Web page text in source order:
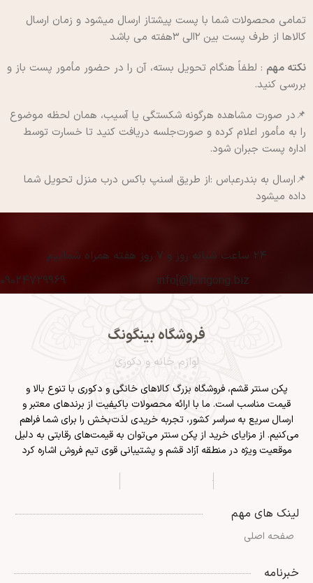
تمامی محصولات شما با پست پیشتاز ارسال میشود و زمان ارسال
کالاها از طرف پست بین ۲الی ۳هفته می باشد
نکته مهم : لطفاً هنگام تحویل بسته، آن را در حضور مأمور پست باز و
بررسی کنید.
📌در صورت مشاهده هرگونه شکستگی یا آسیب، همان لحظه موضوع
را به مأمور اعلام کرده و صورت‌جلسه دریافت کنید تا خسارت توسط
اداره پست جبران شود.
📌ارسال به بندرعباس :از طریق اسنپ باکس درب منزل تحویل شما
داده میشود
۲۴ ساعت شبانه روز و ۷ روز هفته همراه شماییم
info[@]bingong.biz
09024729969
فروشگاه بینگونگ
لوازم خانه و دکوری
پکن سنتر قشم، فروشگاه بزرگ کالاهای خانگی و دکوری با تنوع بالا و
قیمت مناسب است. ما با ارائه محصولات باکیفیت از برندهای معتبر و
ارسال سریع به سراسر کشور، تجربه خریدی لذت‌بخش را برای شما فراهم
می‌کنیم. از مزایای خرید از پکن سنتر می‌توان به قیمت‌های رقابتی به دلیل
موقعیت ویژه در منطقه آزاد قشم و پشتیبانی قوی تیم فروش اشاره کرد
لینک های مهم
صفحه اصلی
خبرنامه